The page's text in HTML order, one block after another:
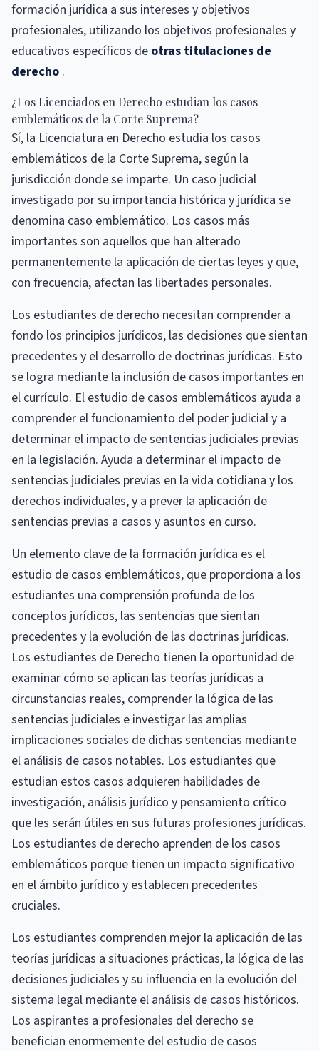
formación jurídica a sus intereses y objetivos
profesionales, utilizando los objetivos profesionales y
educativos específicos de otras titulaciones de
derecho .
¿Los Licenciados en Derecho estudian los casos
emblemáticos de la Corte Suprema?
Sí, la Licenciatura en Derecho estudia los casos
emblemáticos de la Corte Suprema, según la
jurisdicción donde se imparte. Un caso judicial
investigado por su importancia histórica y jurídica se
denomina caso emblemático. Los casos más
importantes son aquellos que han alterado
permanentemente la aplicación de ciertas leyes y que,
con frecuencia, afectan las libertades personales.
Los estudiantes de derecho necesitan comprender a
fondo los principios jurídicos, las decisiones que sientan
precedentes y el desarrollo de doctrinas jurídicas. Esto
se logra mediante la inclusión de casos importantes en
el currículo. El estudio de casos emblemáticos ayuda a
comprender el funcionamiento del poder judicial y a
determinar el impacto de sentencias judiciales previas
en la legislación. Ayuda a determinar el impacto de
sentencias judiciales previas en la vida cotidiana y los
derechos individuales, y a prever la aplicación de
sentencias previas a casos y asuntos en curso.
Un elemento clave de la formación jurídica es el
estudio de casos emblemáticos, que proporciona a los
estudiantes una comprensión profunda de los
conceptos jurídicos, las sentencias que sientan
precedentes y la evolución de las doctrinas jurídicas.
Los estudiantes de Derecho tienen la oportunidad de
examinar cómo se aplican las teorías jurídicas a
circunstancias reales, comprender la lógica de las
sentencias judiciales e investigar las amplias
implicaciones sociales de dichas sentencias mediante
el análisis de casos notables. Los estudiantes que
estudian estos casos adquieren habilidades de
investigación, análisis jurídico y pensamiento crítico
que les serán útiles en sus futuras profesiones jurídicas.
Los estudiantes de derecho aprenden de los casos
emblemáticos porque tienen un impacto significativo
en el ámbito jurídico y establecen precedentes
cruciales.
Los estudiantes comprenden mejor la aplicación de las
teorías jurídicas a situaciones prácticas, la lógica de las
decisiones judiciales y su influencia en la evolución del
sistema legal mediante el análisis de casos históricos.
Los aspirantes a profesionales del derecho se
benefician enormemente del estudio de casos